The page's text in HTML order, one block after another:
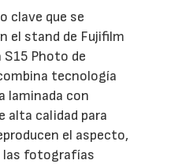
clave que se
el stand de Fujifilm
S15 Photo de
tecnología
laminada con
alta calidad para
el aspecto,
las fotografías